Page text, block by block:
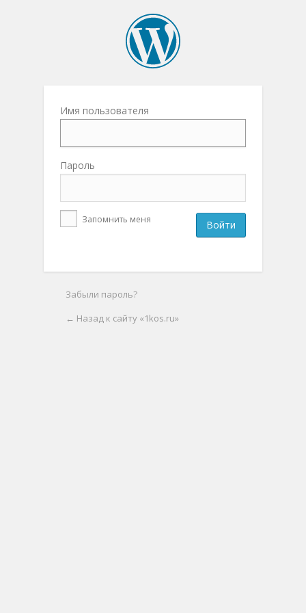
Имя пользователя
Пароль
Запомнить меня
Забыли пароль?
← Назад к сайту «1kos.ru»